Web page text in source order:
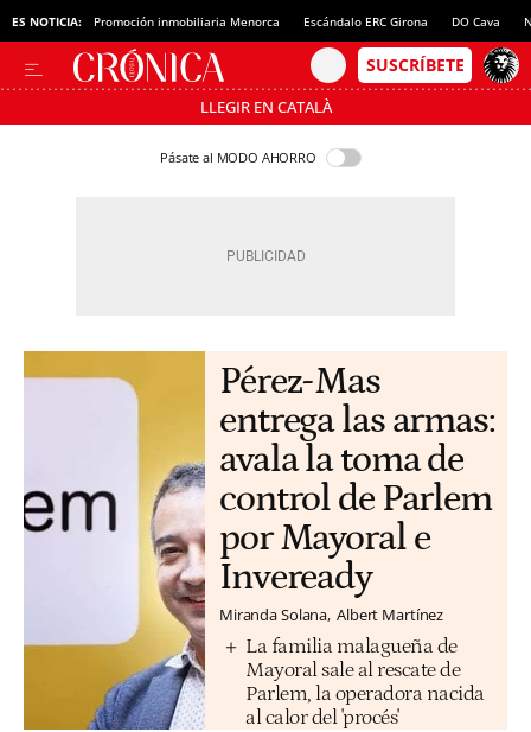
ES NOTICIA: Promoción inmobiliaria Menorca Escándalo ERC Girona DO Cava
LLEGIR EN CATALÀ
Pásate al MODO AHORRO
Pérez-Mas
entrega las armas:
avala la toma de
control de Parlem
por Mayoral e
Inveready
Miranda Solana Albert Martínez
La familia malagueña de
Mayoral sale al rescate de
Parlem, la operadora nacida
al calor del 'procés'